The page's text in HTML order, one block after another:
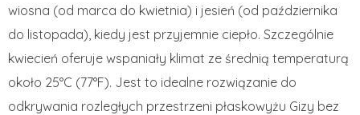
wiosna (od marca do kwietnia) i jesień (od października
do listopada), kiedy jest przyjemnie ciepło. Szczególnie
kwiecień oferuje wspaniały klimat ze średnią temperaturą
około 25°C (77°F). Jest to idealne rozwiązanie do
odkrywania rozległych przestrzeni płaskowyżu Gizy bez